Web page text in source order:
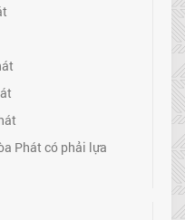
Phát có phải lựa